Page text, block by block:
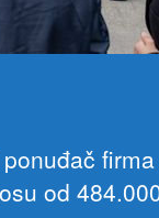
firma
od